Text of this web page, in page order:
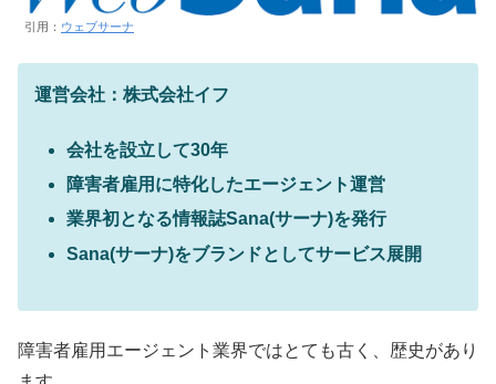
引用： ウェブサーナ
運営会社：株式会社イフ
会社を設立して30年
障害者雇用に特化したエージェント運営
業界初となる情報誌Sana(サーナ)を発行
Sana(サーナ)をブランドとしてサービス展開
障害者雇用エージェント業界ではとても古く、歴史があり